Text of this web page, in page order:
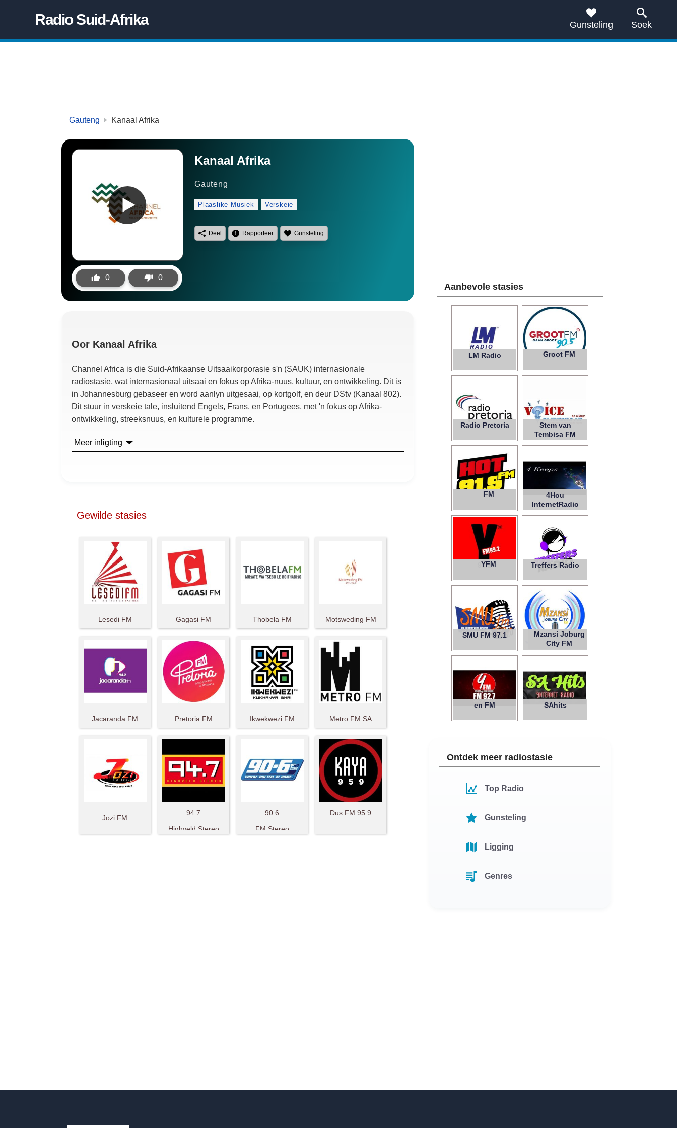
Radio Suid-Afrika Gunsteling Soek
Gauteng Kanaal Afrika
Kanaal Afrika
Gauteng
Plaaslike Musiek Verskeie
Deel Rapporteer Gunsteling
0 0
Oor Kanaal Afrika
Channel Africa is die Suid-Afrikaanse Uitsaaikorporasie s'n (SAUK) internasionale
radiostasie, wat internasionaal uitsaai en fokus op Afrika-nuus, kultuur, en ontwikkeling. Dit is
in Johannesburg gebaseer en word aanlyn uitgesaai, op kortgolf, en deur DStv (Kanaal 802).
Dit stuur in verskeie tale, insluitend Engels, Frans, en Portugees, met 'n fokus op Afrika-
ontwikkeling, streeksnuus, en kulturele programme.
Meer inligting
Gewilde stasies
Lesedi FM Gagasi FM Thobela FM Motsweding FM
Jacaranda FM Pretoria FM Ikwekwezi FM Metro FM SA
Jozi FM
94.7
Highveld Stereo
90.6
FM Stereo
Dus FM 95.9
Aanbevole stasies
LM Radio Groot FM
90.5
Radio Pretoria
Stem van
Tembisa FM
Hot
91.9
FM
4Hou
InternetRadio
YFM
99.2 Treffers Radio
SMU FM 97.1
Mzansi Joburg
City FM
en FM SAhits
Ontdek meer radiostasie
Top Radio
Gunsteling
Ligging
Genres